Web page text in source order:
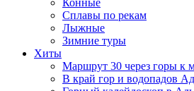
Конные
Сплавы по рекам
Лыжные
Зимние туры
Хиты
Маршрут 30 через горы к
В край гор и водопадов